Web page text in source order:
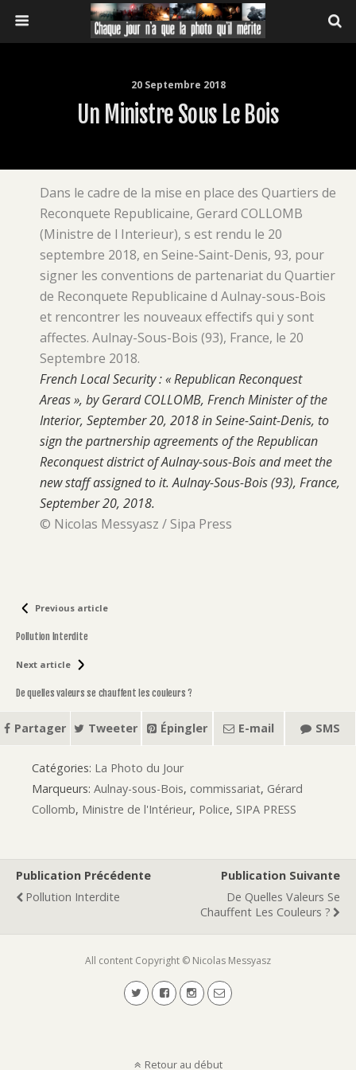
20 Septembre 2018
Un Ministre Sous Le Bois
Dans le cadre de la mise en place des Quartiers de
Reconquete Republicaine, Gerard COLLOMB
(Ministre de l Interieur), s est rendu le 20
septembre 2018, en Seine-Saint-Denis, 93, pour
signer les conventions de partenariat du Quartier
de Reconquete Republicaine d Aulnay-sous-Bois
et rencontrer les nouveaux effectifs qui y sont
affectes. Aulnay-Sous-Bois (93), France, le 20
Septembre 2018.
French Local Security : « Republican Reconquest
Areas », by Gerard COLLOMB, French Minister of the
Interior, September 20, 2018 in Seine-Saint-Denis, to
sign the partnership agreements of the Republican
Reconquest district of Aulnay-sous-Bois and meet the
new staff assigned to it. Aulnay-Sous-Bois (93), France,
September 20, 2018.
© Nicolas Messyasz / Sipa Press
Previous article
Pollution Interdite
Next article
De quelles valeurs se chauffent les couleurs ?
Partager Tweeter Épingler E-mail SMS
Catégories: La Photo du Jour
Marqueurs: Aulnay-sous-Bois, commissariat, Gérard
Collomb, Ministre de l'Intérieur, Police, SIPA PRESS
Publication Précédente
Pollution Interdite
Publication Suivante
De Quelles Valeurs Se
Chauffent Les Couleurs ?
All content Copyright © Nicolas Messyasz
Retour au début